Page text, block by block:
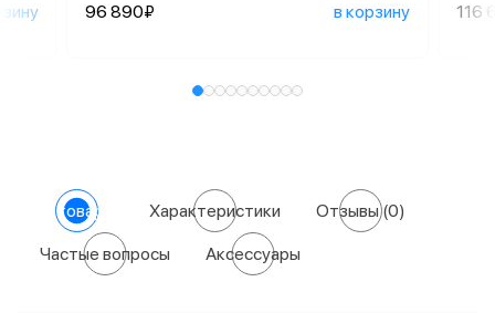
96 890₽ в корзину 116
О товаре Характеристики Отзывы(0)
Частые вопросы Аксессуары